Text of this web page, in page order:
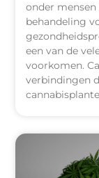
onder
behandeling
een van de
voorkomen.
verbindingen